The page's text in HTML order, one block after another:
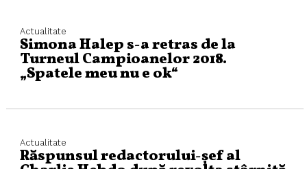
Actualitate
Simona Halep s-a retras de la
Turneul Campioanelor 2018.
„Spatele meu nu e ok“
Actualitate
Răspunsul redactorului-şef al